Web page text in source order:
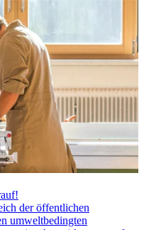
der öffentlichen
umweltbedingten